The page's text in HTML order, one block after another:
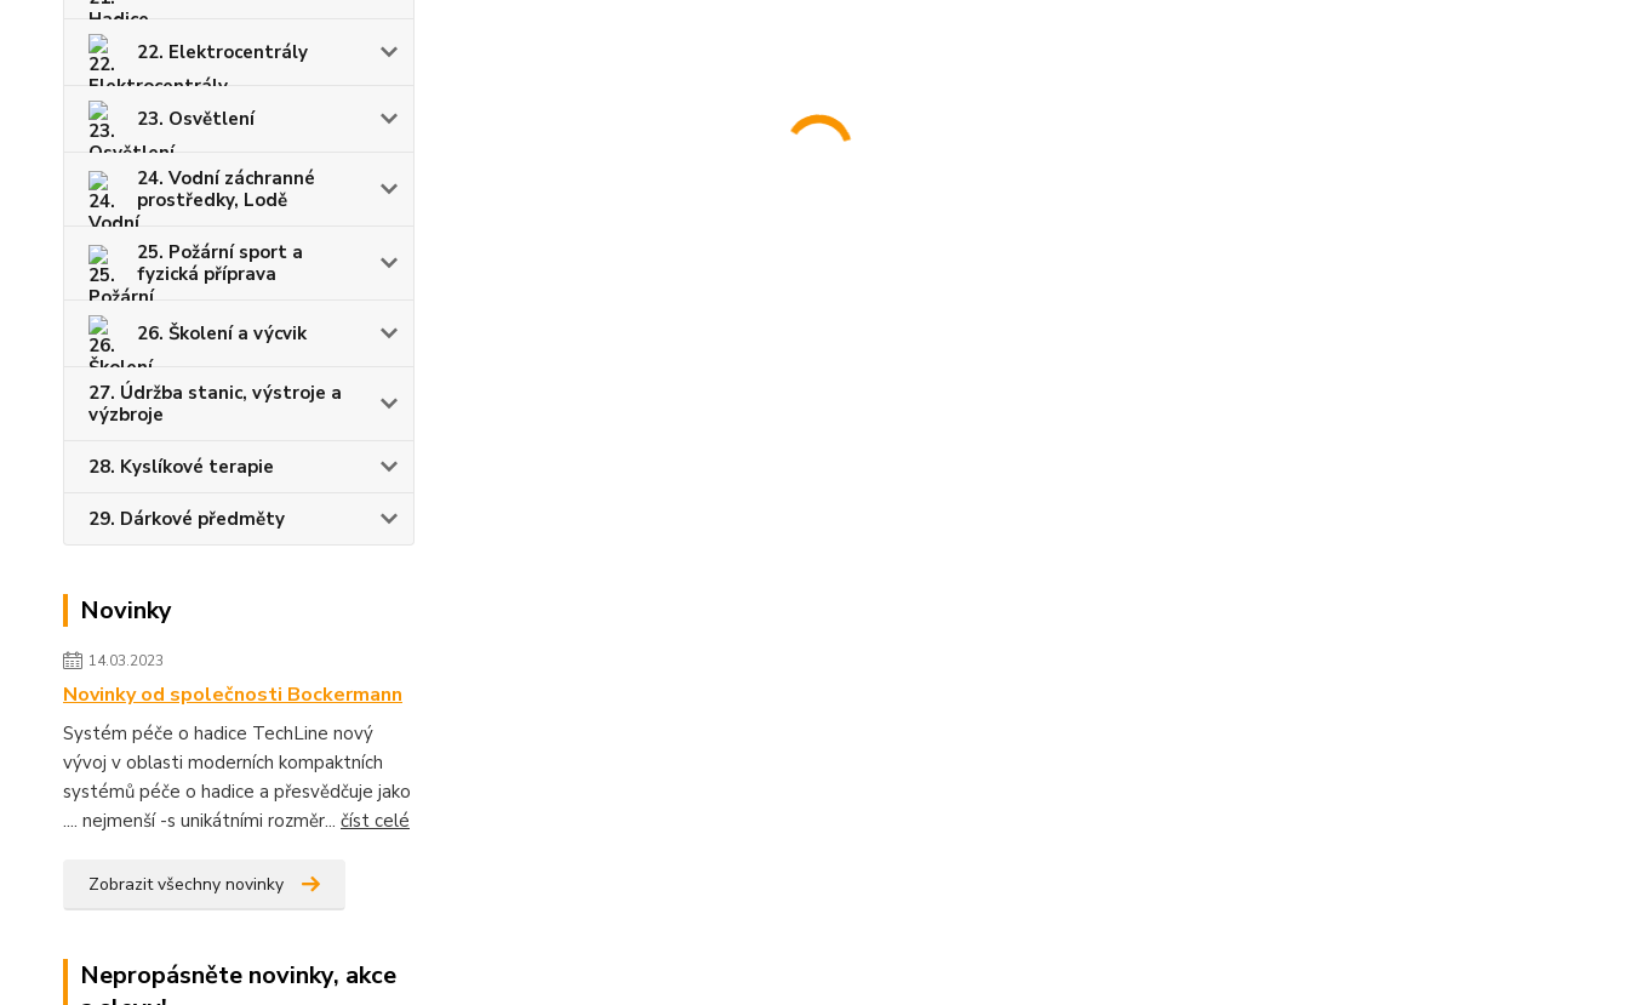
22. Elektrocentrály
23. Osvětlení
24. Vodní záchranné
prostředky, Lodě
25. Požární sport a
fyzická příprava
26. Školení a výcvik
27. Údržba stanic, výstroje a
výzbroje
28. Kyslíkové terapie
29. Dárkové předměty
Novinky
14.03.2023
Novinky od společnosti Bockermann
Systém péče o hadice TechLine nový
vývoj v oblasti moderních kompaktních
systémů péče o hadice a přesvědčuje jako
.... nejmenší -s unikátními rozměr... číst celé
Zobrazit všechny novinky
Nepropásněte novinky, akce